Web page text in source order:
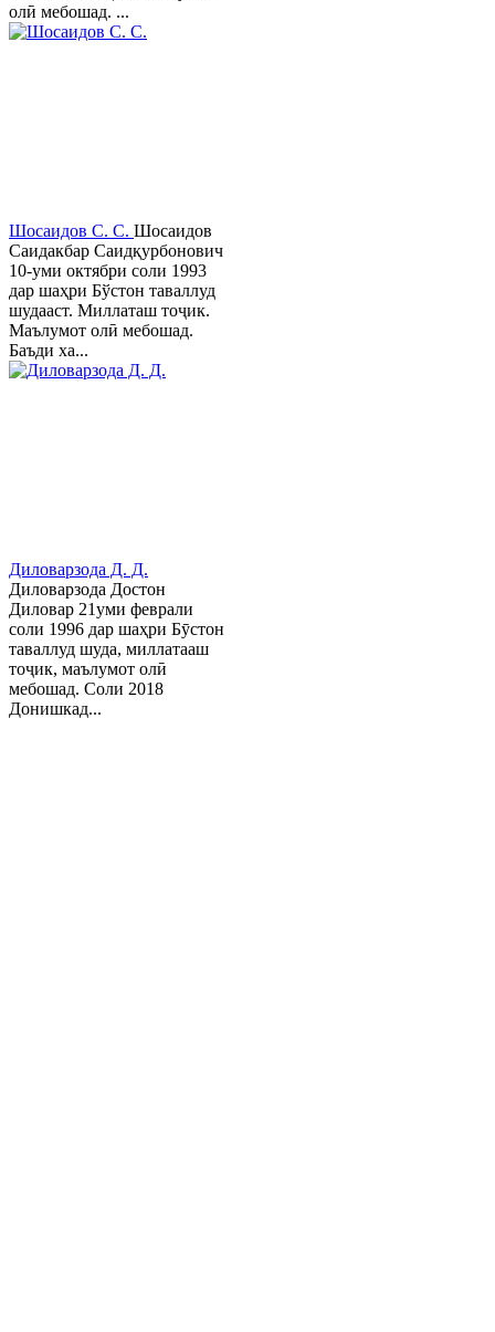
олӣ мебошад. ...
Шосаидов С. С. Шосаидов
Саидакбар Саидқурбонович
10-уми октябри соли 1993
дар шаҳри Бўстон таваллуд
шудааст. Миллаташ тоҷик.
Маълумот олӣ мебошад.
Баъди ха...
Диловарзода Д. Д.
Диловарзода Достон
Диловар 21уми феврали
соли 1996 дар шаҳри Бӯстон
таваллуд шуда, миллатааш
тоҷик, маълумот олӣ
мебошад. Соли 2018
Донишкад...